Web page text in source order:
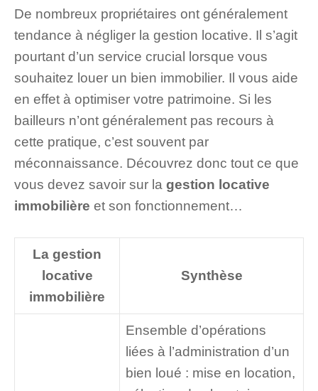
De nombreux propriétaires ont généralement
tendance à négliger la gestion locative. Il s’agit
pourtant d’un service crucial lorsque vous
souhaitez louer un bien immobilier. Il vous aide
en effet à optimiser votre patrimoine. Si les
bailleurs n’ont généralement pas recours à
cette pratique, c’est souvent par
méconnaissance. Découvrez donc tout ce que
vous devez savoir sur la gestion locative
immobilière et son fonctionnement…
La gestion
locative
immobilière
Synthèse
Ensemble d’opérations
liées à l’administration d’un
bien loué : mise en location,